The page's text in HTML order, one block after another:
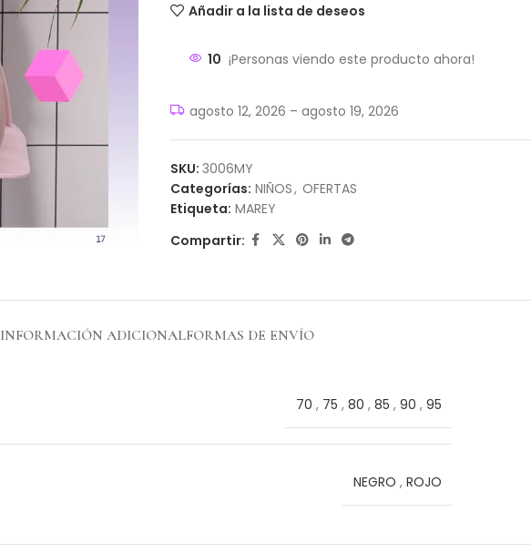
Añadir a la lista de deseos
10 ¡Personas viendo este producto ahora!
agosto 12, 2026 – agosto 19, 2026
SKU: 3006MY
Categorías: NIÑOS, OFERTAS
Etiqueta: MAREY
Compartir:
INFORMACIÓN ADICIONALFORMAS DE ENVÍO
70 , 75 , 80 , 85 , 90 , 95
NEGRO , ROJO